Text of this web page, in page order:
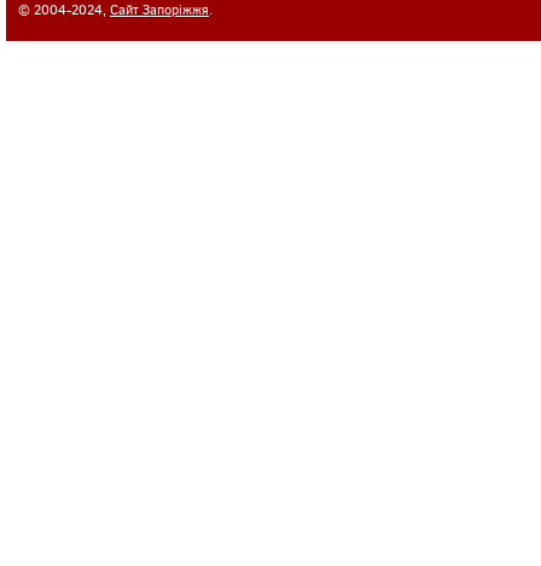
© 2004-2024, Сайт Запоріжжя.